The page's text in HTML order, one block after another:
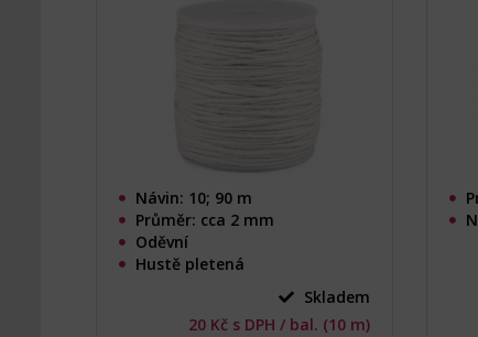
Návin: 10; 90 m
Průměr: cca 2 mm
Oděvní
Hustě pletená
Skladem
20 Kč s DPH / bal. (10 m)